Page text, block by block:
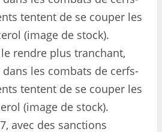
rendre plus tranchant,
les combats de cerfs-
tentent de se couper les
(image de stock).
avec des sanctions